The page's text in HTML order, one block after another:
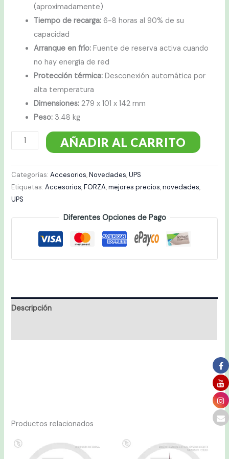
(aproximadamente)
Tiempo de recarga: 6-8 horas al 90% de su
capacidad
Arranque en frío: Fuente de reserva activa cuando
no hay energía de red
Protección térmica: Desconexión automática por
alta temperatura
Dimensiones: 279 x 101 x 142 mm
Peso: 3.48 kg
AÑADIR AL CARRITO
Categorías:Accesorios,Novedades,UPS
Etiquetas:Accesorios,FORZA,mejores precios,novedades,
UPS
Diferentes Opciones de Pago
Descripción
Productos relacionados